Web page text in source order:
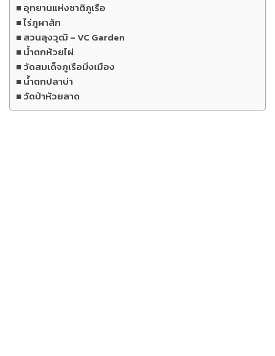
อุทยานแห่งชาติภูเรือ
ไร่ภูผาสัก
สวนลุงวุฒิ – VC Garden
น้ำตกห้วยไผ่
วัดสมเด็จภูเรือมิ่งเมือง
น้ำตกปลาบ่า
วัดป่าห้วยลาด